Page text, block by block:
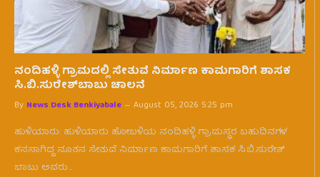
ನಂದಿಹಳ್ಳಿ ಗ್ರಾಮದಲ್ಲಿ ಸೇತುವೆ ನಿರ್ಮಾಣ ಕಾಮಗಾರಿಗೆ ಶಾಸಕ
ಸಿ.ಬಿ.ಸುರೇಶ್‌ಬಾಬು ಚಾಲನೆ
By News Desk Benkiyabale August 05, 2026 5:25 pm
ಹುಳಿಯಾರು: ಹುಳಿಯಾರು ಹೋಬಳಿಯ ನಂದಿಹಳ್ಳಿ ಗ್ರಾಮಸ್ಥರ ಬಹುದಿನಗಳ
ಕನಸಾಗಿದ್ದ ನೂತನ ಸೇತುವೆ ನಿರ್ಮಾಣ ಕಾಮಗಾರಿಗೆ ಶಾಸಕ ಸಿ.ಬಿ.ಸುರೇಶ್
ಬಾಬು ಅವರು…